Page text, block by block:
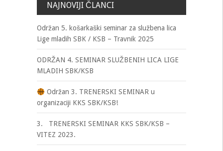
NAJNOVIJI ČLANCI
Održan 5. košarkaški seminar za službena lica
Lige mladih SBK / KSB – Travnik 2025
ODRŽAN 4. SEMINAR SLUŽBENIH LICA LIGE
MLADIH SBK/KSB
Održan 3. TRENERSKI SEMINAR u
organizaciji KKS SBK/KSB!
3. TRENERSKI SEMINAR KKS SBK/KSB –
VITEZ 2023.